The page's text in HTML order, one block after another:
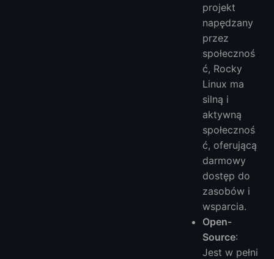
projekt
napędzany
przez
społecznoś
ć, Rocky
Linux ma
silną i
aktywną
społecznoś
ć, oferującą
darmowy
dostęp do
zasobów i
wsparcia.
Open-
Source:
Jest w pełni